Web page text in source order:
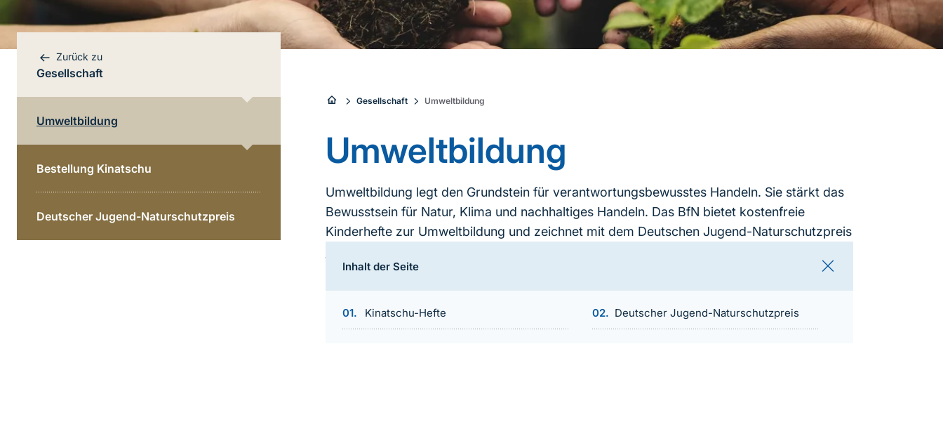
Bereichsnavigation
Zurück zu
Gesellschaft
Umweltbildung
Bestellung Kinatschu
Deutscher Jugend-Naturschutzpreis
Sie
sind
hier:
Gesellschaft Umweltbildung
Umweltbildung
Umweltbildung legt den Grundstein für verantwortungsbewusstes Handeln. Sie stärkt das
Bewusstsein für Natur, Klima und nachhaltiges Handeln. Das BfN bietet kostenfreie
Kinderhefte zur Umweltbildung und zeichnet mit dem Deutschen Jugend-Naturschutzpreis
Inhaltsnavigation
Inhalt der Seite
Kinatschu-Hefte Deutscher Jugend-Naturschutzpreis